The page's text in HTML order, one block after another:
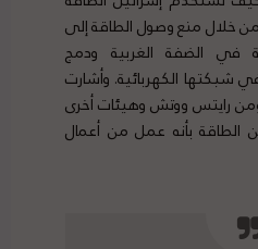
خلال منع وصول الطاقة إلى
في الضفة الغربية ودمج
شبكتها الكهربائية. وأشارت
رايتس ووتش وهيئات أخرى
الطاقة بأنه عمل من أعمال